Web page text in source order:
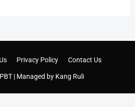
PBT| Managed by Kang Ruli
Privacy Policy Contact Us